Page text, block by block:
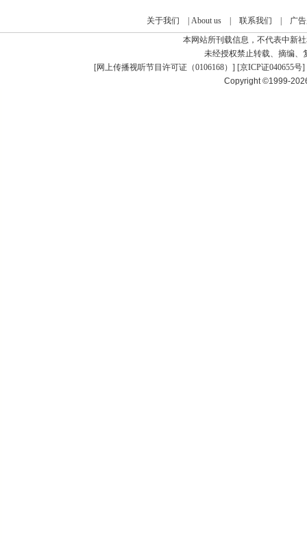
关于我们 About us| 联系我们
广
本网站所刊载信息，不代表中新
未经授权禁止转载、摘编、
[网上传播视听节目许可证（0106168） ] [京ICP证040655号]
Copyright ©1999-